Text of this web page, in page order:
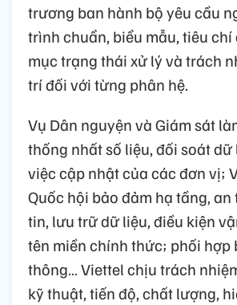
trương ban hành bộ yêu cầu
trình chuẩn, biểu mẫu, tiêu chí
mục trạng thái xử lý và trách
trí đối với từng phân hệ.
Vụ Dân nguyện và Giám sát
thống nhất số liệu, đối soát dữ
việc cập nhật của các đơn vị;
Quốc hội bảo đảm hạ tầng,
tin, lưu trữ dữ liệu, điều kiện
tên miền chính thức; phối hợp
thông… Viettel chịu trách
kỹ thuật, tiến độ, chất lượng,